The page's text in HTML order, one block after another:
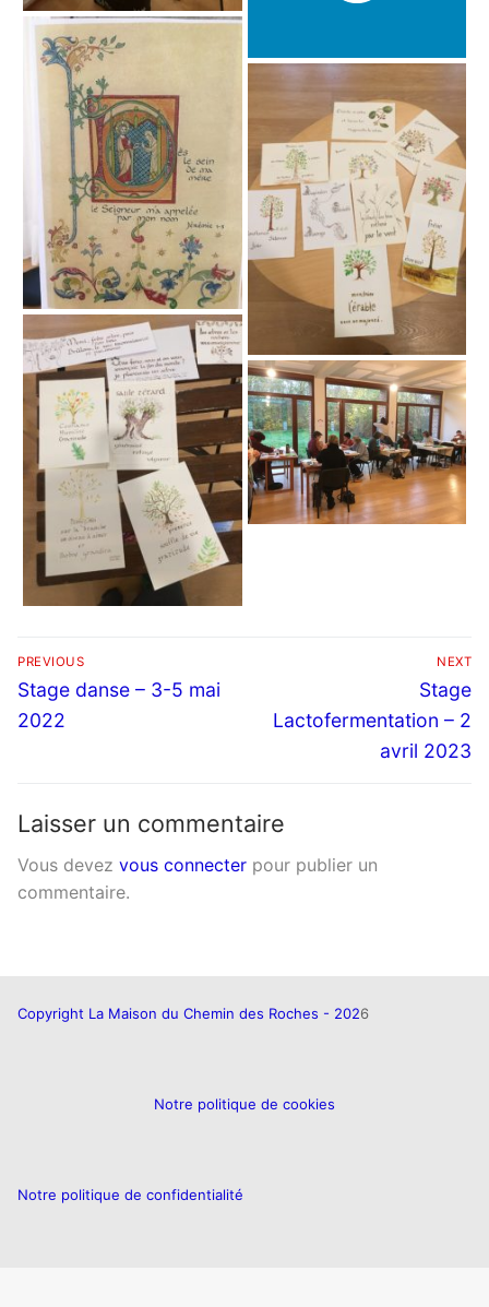
Navigation
de
l’article
PREVIOUS
Previous
post:
Stage danse – 3-5 mai
2022
NEXT
Next
post:
Stage
Lactofermentation – 2
avril 2023
Laisser un commentaire
Vous devez vous connecter pour publier un
commentaire.
Copyright La Maison du Chemin des Roches - 2026
Notre politique de cookies
Notre politique de confidentialité